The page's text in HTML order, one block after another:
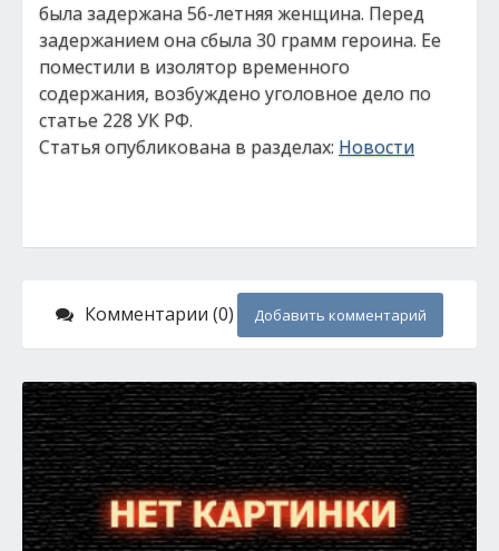
была задержана 56-летняя женщина. Перед
задержанием она сбыла 30 грамм героина. Ее
поместили в изолятор временного
содержания, возбуждено уголовное дело по
статье 228 УК РФ.
Статья опубликована в разделах: Новости
Комментарии (0) Добавить комментарий